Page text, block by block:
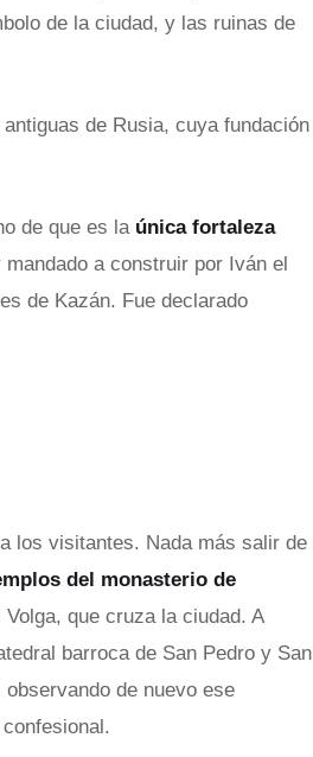
de la ciudad, y las ruinas de
de Rusia, cuya fundación
de que es laúnica fortaleza
a construir por Iván el
de Kazán. Fue declarado
los visitantes. Nada más salir de
del monasterio de
que cruza la ciudad. A
barroca de San Pedro y San
de nuevo ese